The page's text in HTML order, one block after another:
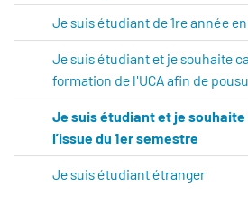
Je suis étudiant de 1re année
Je suis étudiant et je souhaite
formation de l'UCA afin de
Je suis étudiant et je
l’issue du 1er semestre
Je suis étudiant étranger